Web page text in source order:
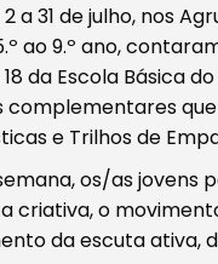
a 31 de julho, nos
ao 9.º ano,
da Escola Básica
e Trilhos de
os/as jovens
criativa, o
da escuta ativa,